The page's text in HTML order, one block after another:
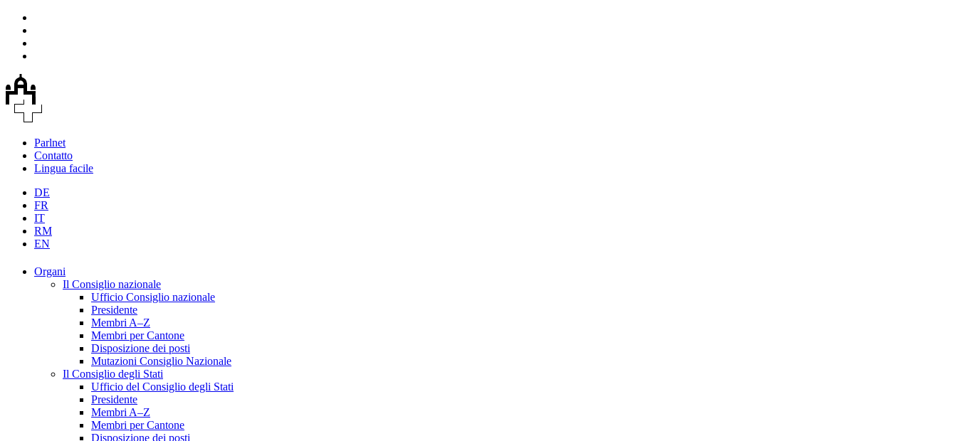
Parlnet
Contatto
Lingua facile
DE
FR
IT
RM
EN
Organi
Il Consiglio nazionale
Ufficio Consiglio nazionale
Presidente
Membri A–Z
Membri per Cantone
Disposizione dei posti
Mutazioni Consiglio Nazionale
Il Consiglio degli Stati
Ufficio del Consiglio degli Stati
Presidente
Membri A–Z
Membri per Cantone
Disposizione dei posti